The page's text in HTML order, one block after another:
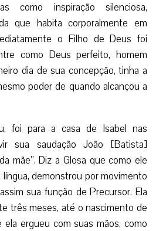
como inspiração silenciosa,
que habita corporalmente em
o Filho de Deus foi
como Deus perfeito, homem
dia de sua concepção, tinha a
poder de quando alcançou a
foi para a casa de Isabel nas
sua saudação João [Batista]
mãe”. Diz a Glosa que como ele
demonstrou por movimento
sua função de Precursor. Ela
três meses, até o nascimento de
ergueu com suas mãos, como